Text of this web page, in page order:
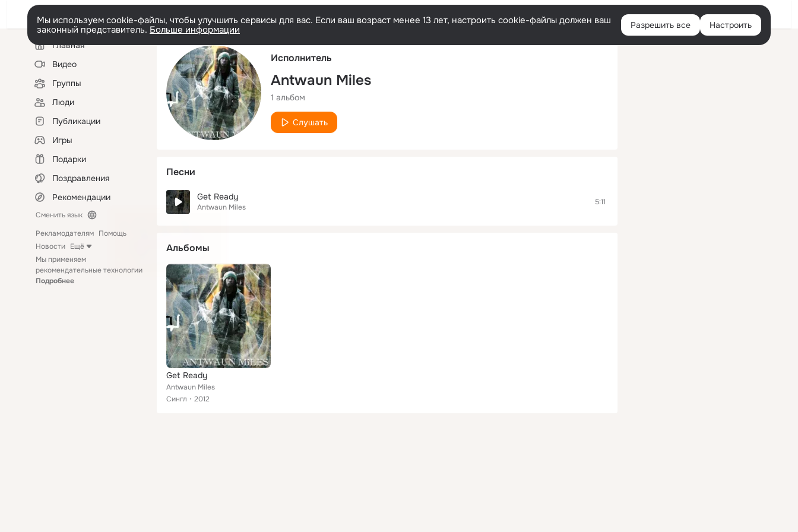
Русский Войти
Мы используем cookie-файлы, чтобы улучшить сервисы для вас. Если ваш возраст менее 13 лет, настроить cookie-файлы должен ваш
законный представитель. Больше информации Разрешить все Настроить
Левая
колонкаГлавная
Видео
Группы
Люди
Публикации
Игры
Подарки
Поздравления
Рекомендации
Сменить язык
Рекламодателям Помощь
Новости Ещё
Мы применяем
рекомендательные технологии
Подробнее
Исполнитель
Antwaun Miles
1 альбом
Слушать
Песни
Get Ready
Antwaun Miles
5:11
Альбомы
Get Ready
Antwaun Miles
Сингл
2012